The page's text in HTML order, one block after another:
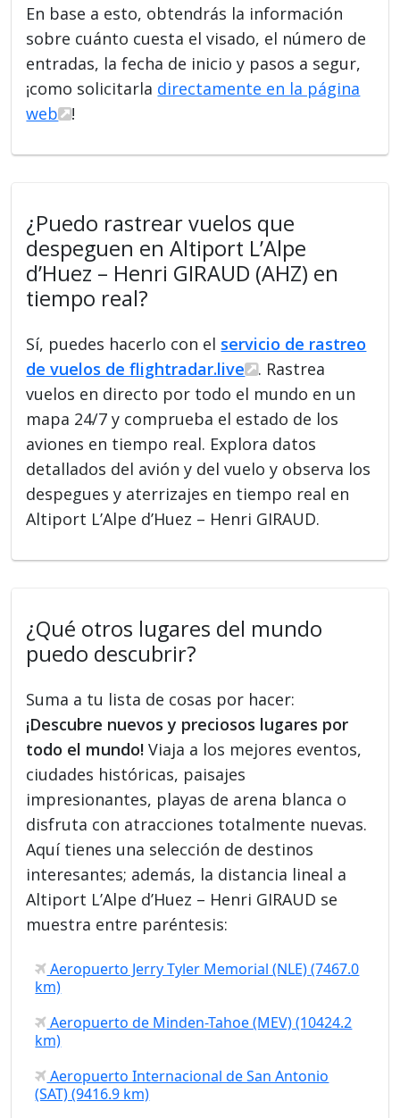
En base a esto, obtendrás la información
sobre cuánto cuesta el visado, el número de
entradas, la fecha de inicio y pasos a segur,
¡como solicitarla directamente en la página
web
!
¿Puedo rastrear vuelos que
despeguen en Altiport L’Alpe
d’Huez – Henri GIRAUD (AHZ) en
tiempo real?
Sí, puedes hacerlo con el servicio de rastreo
de vuelos de flightradar.live
. Rastrea
vuelos en directo por todo el mundo en un
mapa 24/7 y comprueba el estado de los
aviones en tiempo real. Explora datos
detallados del avión y del vuelo y observa los
despegues y aterrizajes en tiempo real en
Altiport L’Alpe d’Huez – Henri GIRAUD.
¿Qué otros lugares del mundo
puedo descubrir?
Suma a tu lista de cosas por hacer:
¡Descubre nuevos y preciosos lugares por
todo el mundo! Viaja a los mejores eventos,
ciudades históricas, paisajes
impresionantes, playas de arena blanca o
disfruta con atracciones totalmente nuevas.
Aquí tienes una selección de destinos
interesantes; además, la distancia lineal a
Altiport L’Alpe d’Huez – Henri GIRAUD se
muestra entre paréntesis:
Aeropuerto Jerry Tyler Memorial (NLE) (7467.0
km)
Aeropuerto de Minden-Tahoe (MEV) (10424.2
km)
Aeropuerto Internacional de San Antonio
(SAT) (9416.9 km)